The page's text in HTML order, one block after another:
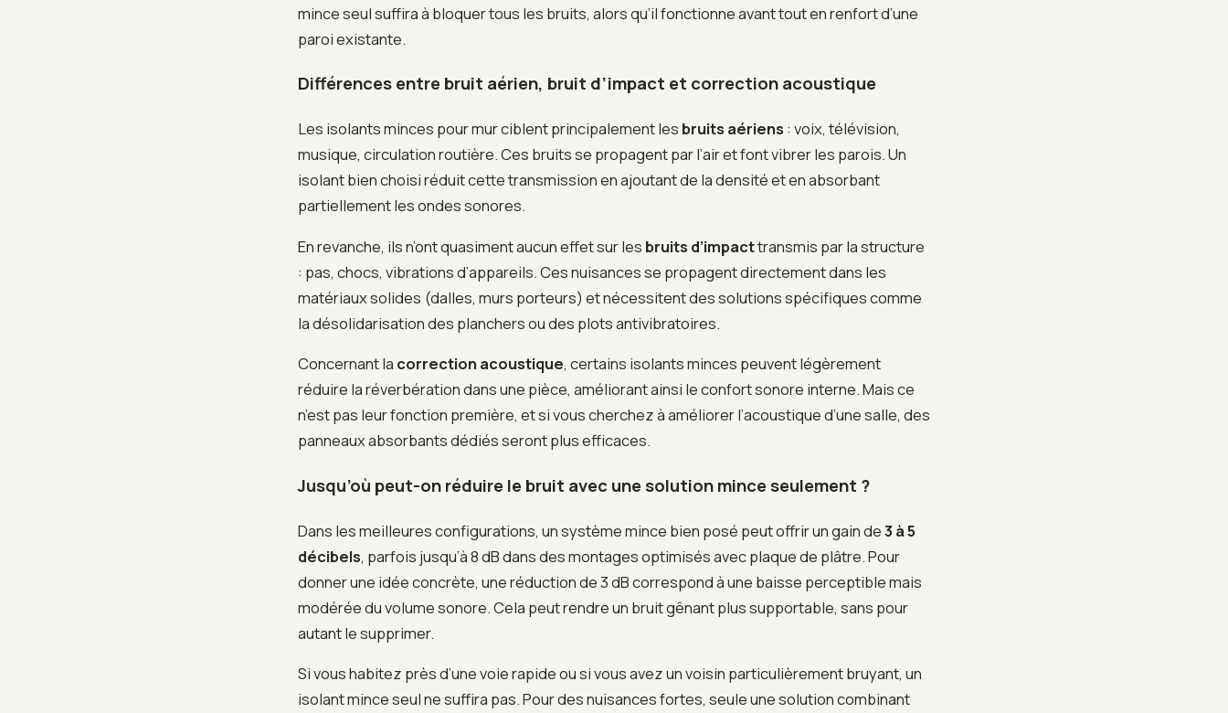
mince seul suffira à bloquer tous les bruits, alors qu’il fonctionne avant tout en renfort d’une
paroi existante.
Différences entre bruit aérien, bruit d’impact et correction acoustique
Les isolants minces pour mur ciblent principalement les bruits aériens : voix, télévision,
musique, circulation routière. Ces bruits se propagent par l’air et font vibrer les parois. Un
isolant bien choisi réduit cette transmission en ajoutant de la densité et en absorbant
partiellement les ondes sonores.
En revanche, ils n’ont quasiment aucun effet sur les bruits d’impacttransmis par la structure
: pas, chocs, vibrations d’appareils. Ces nuisances se propagent directement dans les
matériaux solides (dalles, murs porteurs) et nécessitent des solutions spécifiques comme
la désolidarisation des planchers ou des plots antivibratoires.
Concernant la correction acoustique, certains isolants minces peuvent légèrement
réduire la réverbération dans une pièce, améliorant ainsi le confort sonore interne. Mais ce
n’est pas leur fonction première, et si vous cherchez à améliorer l’acoustique d’une salle, des
panneaux absorbants dédiés seront plus efficaces.
Jusqu’où peut-on réduire le bruit avec une solution mince seulement ?
Dans les meilleures configurations, un système mince bien posé peut offrir un gain de3 à 5
décibels, parfois jusqu’à 8 dB dans des montages optimisés avec plaque de plâtre. Pour
donner une idée concrète, une réduction de 3 dB correspond à une baisse perceptible mais
modérée du volume sonore. Cela peut rendre un bruit gênant plus supportable, sans pour
autant le supprimer.
Si vous habitez près d’une voie rapide ou si vous avez un voisin particulièrement bruyant, un
isolant mince seul ne suffira pas. Pour des nuisances fortes, seule une solution combinant